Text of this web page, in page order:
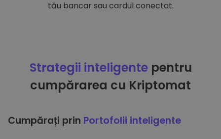
tău bancar sau cardul conectat.
Strategii inteligentepentru
cumpărarea cu Kriptomat
Cumpărați prin Portofolii inteligente